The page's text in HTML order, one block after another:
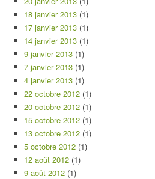
18 janvier 2013 (1)
17 janvier 2013 (1)
14 janvier 2013 (1)
9 janvier 2013 (1)
7 janvier 2013 (1)
4 janvier 2013 (1)
22 octobre 2012 (1)
20 octobre 2012 (1)
15 octobre 2012 (1)
13 octobre 2012 (1)
5 octobre 2012 (1)
12 août 2012 (1)
9 août 2012 (1)